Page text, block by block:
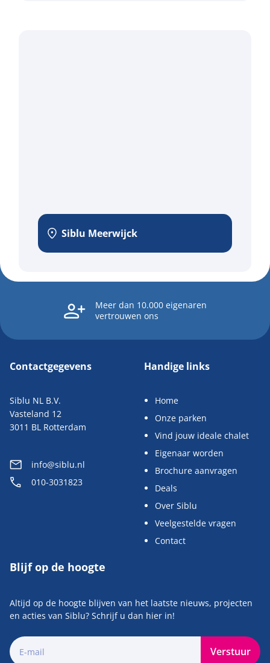
Siblu Meerwijck
Meer dan 10.000 eigenaren
vertrouwen ons
Contactgegevens
Siblu NL B.V.
Vasteland 12
3011 BL Rotterdam
info@siblu.nl
010-3031823
Handige links
Home
Onze parken
Vind jouw ideale chalet
Eigenaar worden
Brochure aanvragen
Deals
Over Siblu
Veelgestelde vragen
Contact
Blijf op de hoogte
Altijd op de hoogte blijven van het laatste nieuws, projecten
en acties van Siblu? Schrijf u dan hier in!
Verstuur